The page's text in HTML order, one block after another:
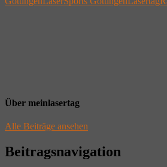
Über meinlasertag
Alle Beiträge ansehen
Beitragsnavigation